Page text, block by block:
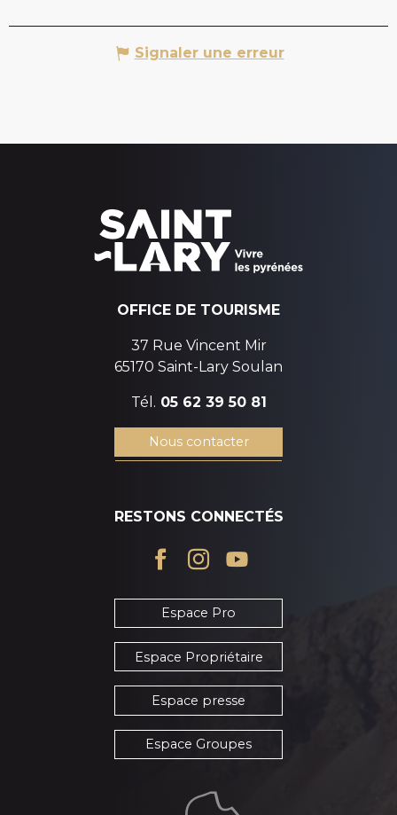
Signaler une erreur
OFFICE DE TOURISME
37 Rue Vincent Mir
65170 Saint-Lary Soulan
Tél. 05 62 39 50 81
Nous contacter
RESTONS CONNECTÉS
Espace Pro
Espace Propriétaire
Espace presse
Espace Groupes